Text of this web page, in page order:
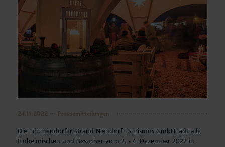
Die Timmendorfer Strand Niendorf Tourismus GmbH lädt alle
Einheimischen und Besucher vom 2. - 4. Dezember 2022 in